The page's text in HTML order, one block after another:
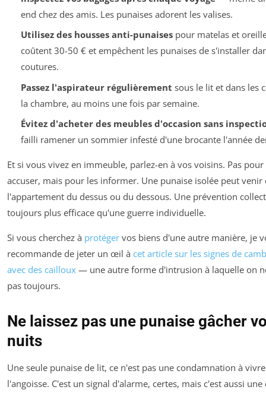
end chez des amis. Les punaises adorent les valises.
Utilisez des housses anti-punaisespour matelas et
coûtent 30-50 € et empêchent les punaises de s'installer
coutures.
Passez l'aspirateur régulièrement sous le lit et dans les
la chambre, au moins une fois par semaine.
Évitez d'acheter des meubles d'occasion sans
failli ramener un sommier infesté d'une brocante l'année
Et si vous vivez en immeuble, parlez-en à vos voisins. Pas pour
accuser, mais pour les informer. Une punaise isolée peut venir
l'appartement du dessus ou du dessous. Une prévention
toujours plus efficace qu'une guerre individuelle.
Si vous cherchez à protéger vos biens d'une autre manière, je
recommande de jeter un œil à cet article sur les signes de
avec des cailloux — une autre forme d'intrusion à laquelle on
pas toujours.
Ne laissez pas une punaise gâcher
nuits
Une seule punaise de lit, ce n'est pas une condamnation à
l'angoisse. C'est un signal d'alarme, certes, mais c'est aussi une